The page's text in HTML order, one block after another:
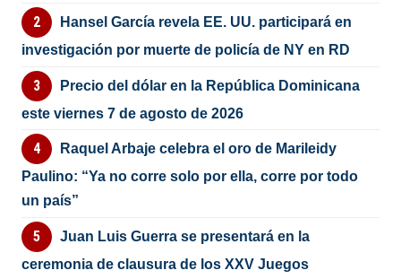
Hansel García revela EE. UU. participará en
investigación por muerte de policía de NY en RD
Precio del dólar en la República Dominicana
este viernes 7 de agosto de 2026
Raquel Arbaje celebra el oro de Marileidy
Paulino: “Ya no corre solo por ella, corre por todo
un país”
Juan Luis Guerra se presentará en la
ceremonia de clausura de los XXV Juegos